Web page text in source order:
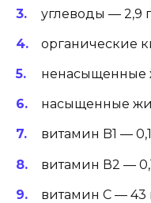
углеводы — 2,9
органические
ненасыщенные
насыщенные
витамин B1 —
витамин В2 —
витамин С — 43